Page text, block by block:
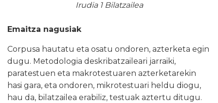
Irudia 1 Bilatzailea
Emaitza nagusiak
Corpusa hautatu eta osatu ondoren, azterketa egin
dugu. Metodologia deskribatzaileari jarraiki,
paratestuen eta makrotestuaren azterketarekin
hasi gara, eta ondoren, mikrotestuari heldu diogu,
hau da, bilatzailea erabiliz, testuak aztertu ditugu.